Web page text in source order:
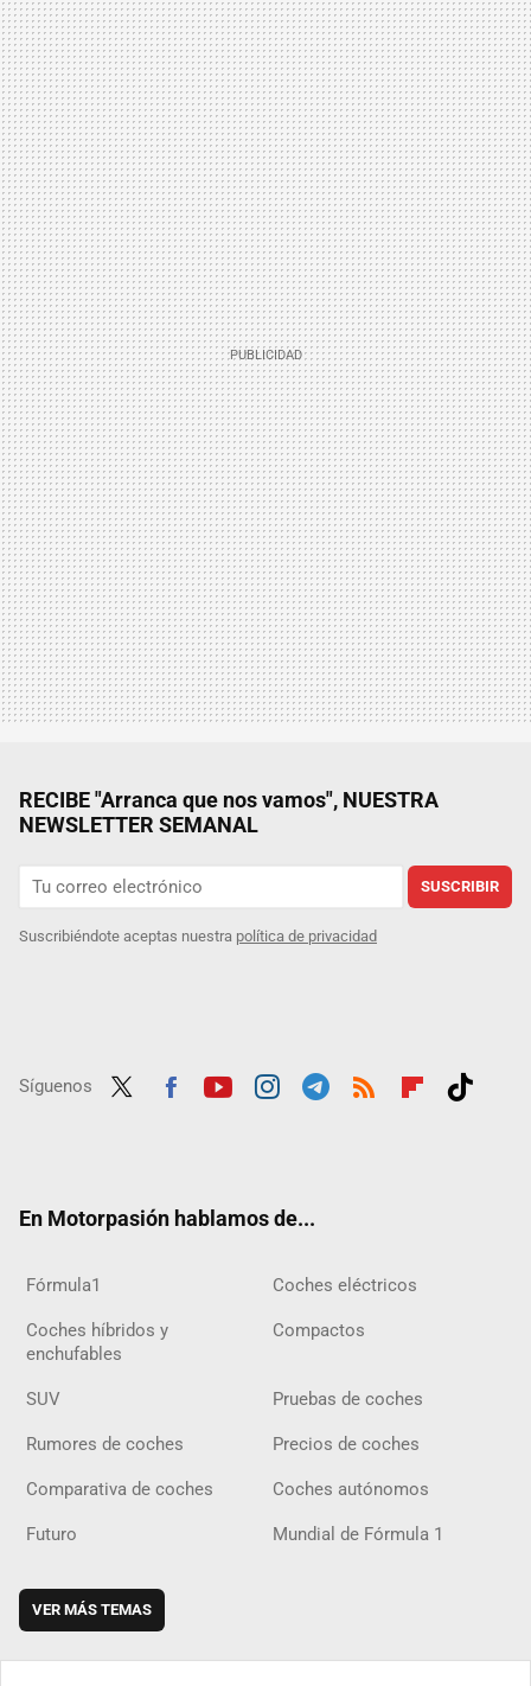
RECIBE "Arranca que nos vamos", NUESTRA
NEWSLETTER SEMANAL
SUSCRIBIR
Suscribiéndote aceptas nuestra política de privacidad
Síguenos
En Motorpasión hablamos de...
Fórmula1 Coches eléctricos
Coches híbridos y
enchufables
Compactos
SUV Pruebas de coches
Rumores de coches Precios de coches
Comparativa de coches Coches autónomos
Futuro Mundial de Fórmula 1
VER MÁS TEMAS